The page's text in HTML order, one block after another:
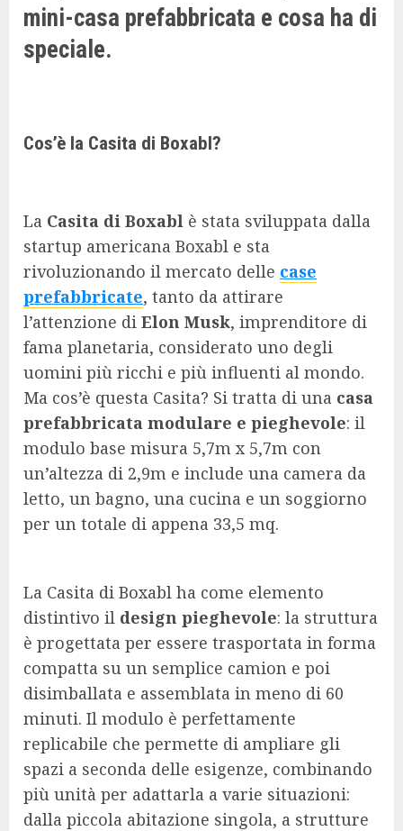
mini-casa prefabbricata e cosa ha di
speciale.
Cos’è la Casita di Boxabl?
La Casita di Boxabl è stata sviluppata dalla
startup americana Boxabl e sta
rivoluzionando il mercato delle case
prefabbricate, tanto da attirare
l’attenzione di Elon Musk, imprenditore di
fama planetaria, considerato uno degli
uomini più ricchi e più influenti al mondo.
Ma cos’è questa Casita? Si tratta di una casa
prefabbricata modulare e pieghevole: il
modulo base misura 5,7m x 5,7m con
un’altezza di 2,9m e include una camera da
letto, un bagno, una cucina e un soggiorno
per un totale di appena 33,5 mq.
La Casita di Boxabl ha come elemento
distintivo il design pieghevole: la struttura
è progettata per essere trasportata in forma
compatta su un semplice camion e poi
disimballata e assemblata in meno di 60
minuti. Il modulo è perfettamente
replicabile che permette di ampliare gli
spazi a seconda delle esigenze, combinando
più unità per adattarla a varie situazioni:
dalla piccola abitazione singola, a strutture